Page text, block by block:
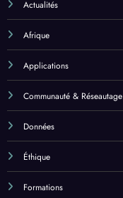
Actualités
Afrique
Applications
Communauté & Réseautage
Données
Éthique
Formations